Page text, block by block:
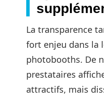
La transparence
fort enjeu dans la
photobooths. De
prestataires
attractifs, mais